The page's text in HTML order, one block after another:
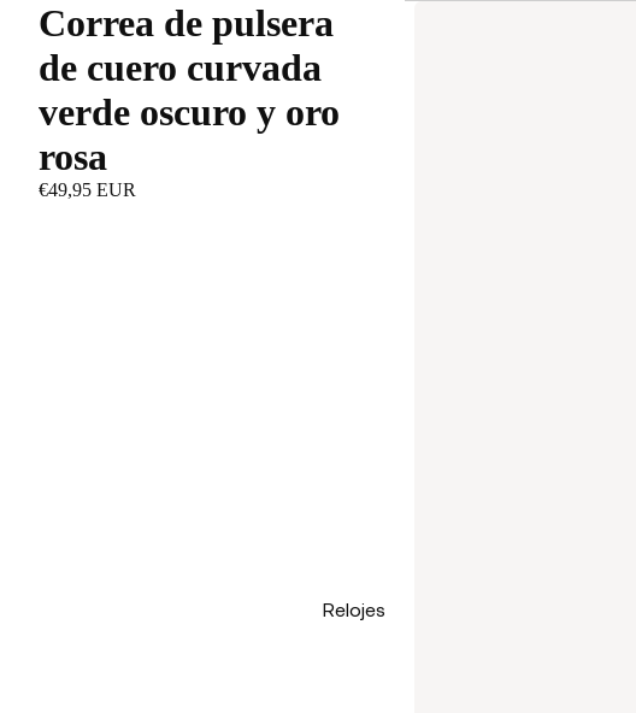
Relojes
Correa de pulsera
de cuero curvada
verde oscuro y oro
rosa
€49,95 EUR